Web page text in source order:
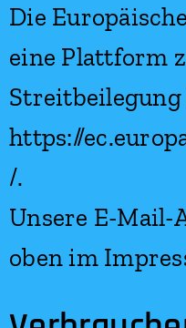
Die
eine Plattform
Streitbeilegung
https://
/.
Unsere E-Mail-
oben im